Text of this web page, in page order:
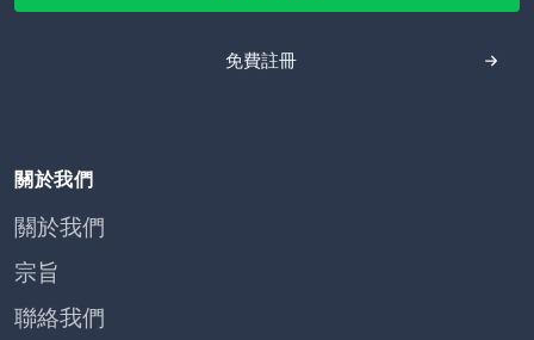
免費註冊
關於我們
關於我們
宗旨
聯絡我們